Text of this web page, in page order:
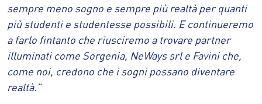
sempre meno sogno e sempre più realtà per quanti
più studenti e studentesse possibili. E continueremo
a farlo fintanto che riusciremo a trovare partner
illuminati come Sorgenia, NeWays srl e Favini che,
come noi, credono che i sogni possano diventare
realtà.”